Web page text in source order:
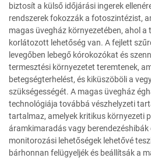
biztosít a külső időjárási ingerek
rendszerek fokozzák a fotoszintézist,
magas üvegház környezetében, ahol a
korlátozott lehetőség van. A fejlett
levegőben lebegő kórokozókat és
termesztési környezetet teremtenek,
betegségterhelést, és kiküszöböli a
szükségességét. A magas üvegház
technológiája továbbá vészhelyzeti
tartalmaz, amelyek kritikus környezeti
áramkimaradás vagy berendezéshibák
monitorozási lehetőségek lehetővé
bárhonnan felügyeljék és beállítsák a